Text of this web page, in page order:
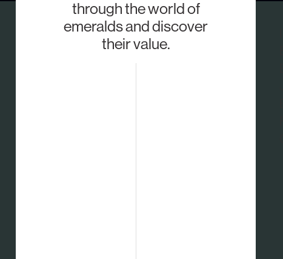
through the world of
emeralds and discover
their value.